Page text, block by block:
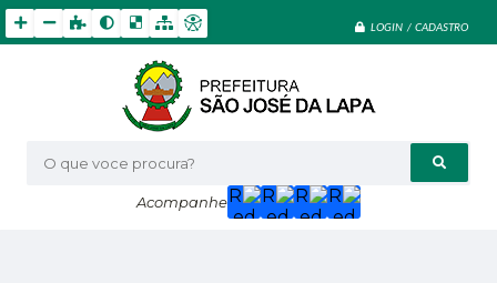
LOGIN / CADASTRO
O que voce procura?
Acompanhe